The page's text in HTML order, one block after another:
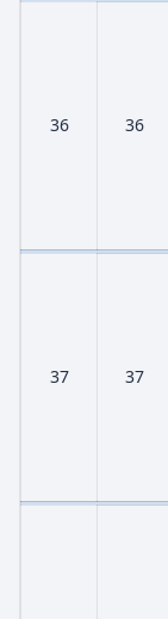
36 36
37 37